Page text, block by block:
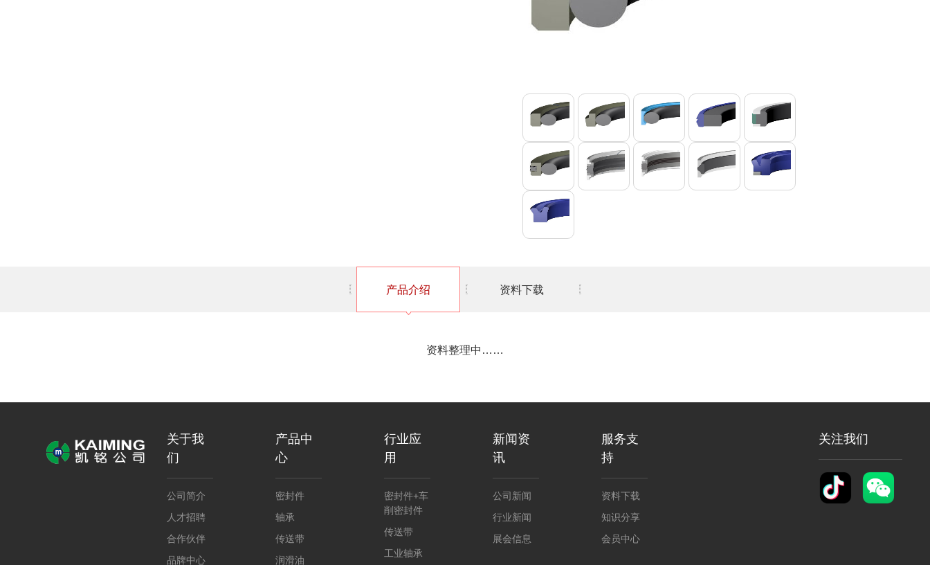
产品介绍 资料下载
资料整理中……
关于我
们
公司简介
人才招聘
合作伙伴
品牌中心
产品中
心
密封件
轴承
传送带
润滑油
行业应
用
密封件+车
削密封件
传送带
工业轴承
新闻资
讯
公司新闻
行业新闻
展会信息
服务支
持
资料下载
知识分享
会员中心
关注我们